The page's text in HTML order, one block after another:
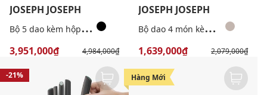
JOSEPH JOSEPH
B
ộ 5 dao kèm hộp đựng xoay 360° Elevate
3,951,000₫ 4,984,000₫
JOSEPH JOSEPH
B
ộ dao 4 món kèm giá đỡ gắn cửa thông minh DoorStore™ Elevate™
1,639,000₫ 2,079,000₫
-21% Hàng Mới
-24%